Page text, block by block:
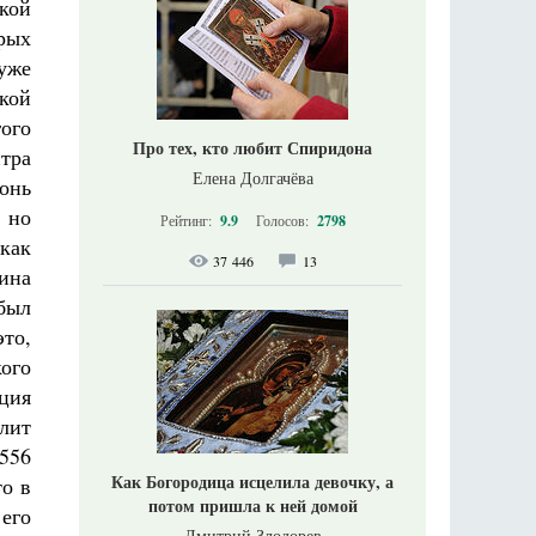
но
в
Про тех, кто любит Спиридона
Елена Долгачёва
Рейтинг: 9.9 Голосов: 2798
37 446 13
Как Богородица исцелила девочку, а
потом пришла к ней домой